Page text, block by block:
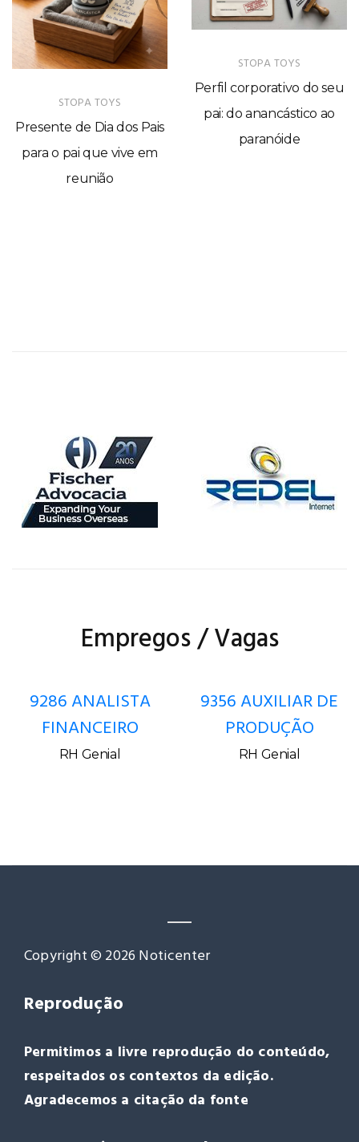
STOPA TOYS
Presente de Dia dos Pais
para o pai que vive em
reunião
STOPA TOYS
Perfil corporativo do seu
pai: do anancástico ao
paranóide
Empregos / Vagas
9286 ANALISTA
FINANCEIRO
RH Genial
9356 AUXILIAR DE
PRODUÇÃO
RH Genial
Copyright © 2026 Noticenter
Reprodução
Permitimos a livre reprodução do conteúdo,
respeitados os contextos da edição.
Agradecemos a citação da fonte